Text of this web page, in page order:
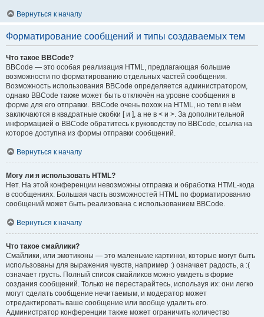
Вернуться к началу
Форматирование сообщений и типы создаваемых тем
Что такое BBCode?
BBCode — это особая реализация HTML, предлагающая большие
возможности по форматированию отдельных частей сообщения.
Возможность использования BBCode определяется администратором,
однако BBCode также может быть отключён на уровне сообщения в
форме для его отправки. BBCode очень похож на HTML, но теги в нём
заключаются в квадратные скобки [ и ], а не в < и >. За дополнительной
информацией о BBCode обратитесь к руководству по BBCode, ссылка на
которое доступна из формы отправки сообщений.
Вернуться к началу
Могу ли я использовать HTML?
Нет. На этой конференции невозможны отправка и обработка HTML-кода
в сообщениях. Большая часть возможностей HTML по форматированию
сообщений может быть реализована с использованием BBCode.
Вернуться к началу
Что такое смайлики?
Смайлики, или эмотиконы — это маленькие картинки, которые могут быть
использованы для выражения чувств, например :) означает радость, а :(
означает грусть. Полный список смайликов можно увидеть в форме
создания сообщений. Только не перестарайтесь, используя их: они легко
могут сделать сообщение нечитаемым, и модератор может
отредактировать ваше сообщение или вообще удалить его.
Администратор конференции также может ограничить количество